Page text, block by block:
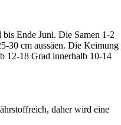
Ende Juni. Die Samen 1-2
30 cm aussäen. Die Keimung
12-18 Grad innerhalb 10-14
daher wird eine